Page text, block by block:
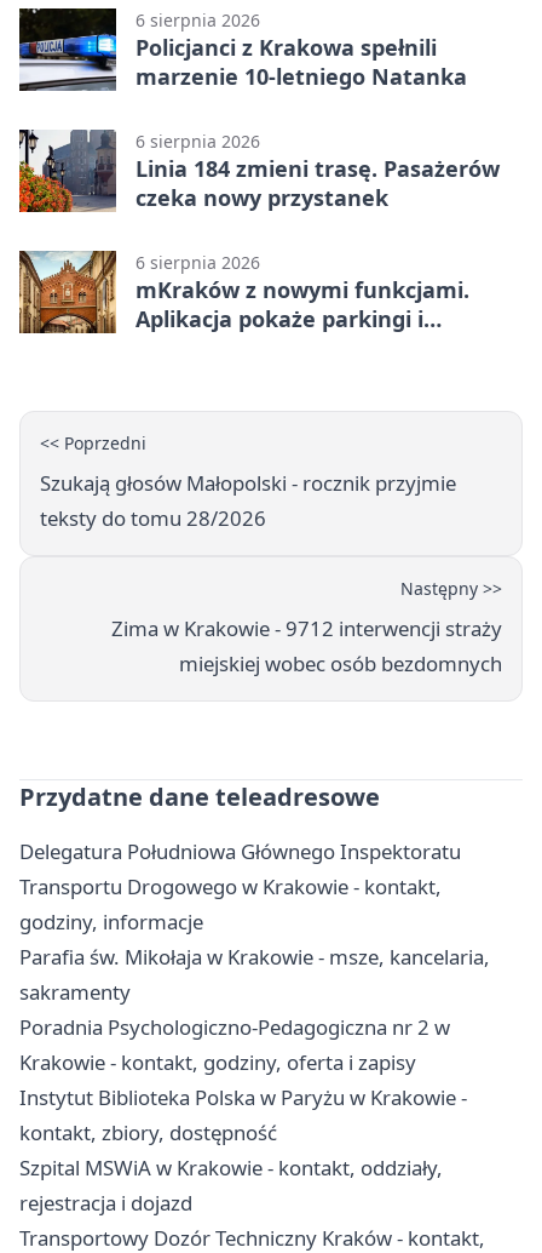
6 sierpnia 2026
Policjanci z Krakowa spełnili
marzenie 10-letniego Natanka
6 sierpnia 2026
Linia 184 zmieni trasę. Pasażerów
czeka nowy przystanek
6 sierpnia 2026
mKraków z nowymi funkcjami.
Aplikacja pokaże parkingi i
<< Poprzedni
Szukają głosów Małopolski - rocznik przyjmie
teksty do tomu 28/2026
Następny >>
Zima w Krakowie - 9712 interwencji straży
miejskiej wobec osób bezdomnych
Przydatne dane teleadresowe
Delegatura Południowa Głównego Inspektoratu
Transportu Drogowego w Krakowie - kontakt,
godziny, informacje
Parafia św. Mikołaja w Krakowie - msze, kancelaria,
sakramenty
Poradnia Psychologiczno-Pedagogiczna nr 2 w
Krakowie - kontakt, godziny, oferta i zapisy
Instytut Biblioteka Polska w Paryżu w Krakowie -
kontakt, zbiory, dostępność
Szpital MSWiA w Krakowie - kontakt, oddziały,
rejestracja i dojazd
Transportowy Dozór Techniczny Kraków - kontakt,